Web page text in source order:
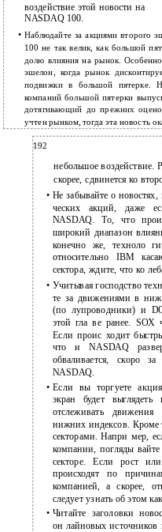
воздействие этой новости на
NASDAQ 100.
• Наблюдайте за акциями второго
100 не так велик, как большой
долю влияния на рынок.
эшелон, когда рынок
подвижки в большой пятерке.
компаний большой пятерки
дотягивающий до прежних
учтен рынком, тогда эта новость
192
небольшое воздействие.
скорее, сдвинется ко
• Не забывайте о
ческих акций, даже
NASDAQ. То, что
широкий диапазон
конечно же, техноло
относительно IBM
сектора, ждите, что ко
• Учитывая господство
те за движениями в
(по лупроводники) и
этой гла ве ранее. SOX
Если проис ходит
что и NASDAQ
обваливается, скоро
NASDAQ.
• Если вы торгуете
экран будет
отслеживать
нижних индексов. Кроме
секторами. Напри мер,
компании, погляды
секторе. Если рост
происходят по
компанией, а скорее,
следует узнать об этом
• Читайте заголовки
он лайновых источников